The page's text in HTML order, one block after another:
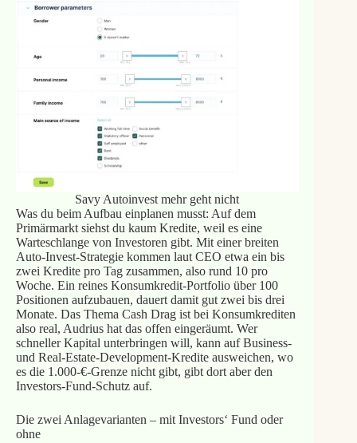
Savy Autoinvest mehr geht nicht
Was du beim Aufbau einplanen musst: Auf dem
Primärmarkt siehst du kaum Kredite, weil es eine
Warteschlange von Investoren gibt. Mit einer breiten
Auto-Invest-Strategie kommen laut CEO etwa ein bis
zwei Kredite pro Tag zusammen, also rund 10 pro
Woche. Ein reines Konsumkredit-Portfolio über 100
Positionen aufzubauen, dauert damit gut zwei bis drei
Monate. Das Thema Cash Drag ist bei Konsumkrediten
also real, Audrius hat das offen eingeräumt. Wer
schneller Kapital unterbringen will, kann auf Business-
und Real-Estate-Development-Kredite ausweichen, wo
es die 1.000-€-Grenze nicht gibt, gibt dort aber den
Investors-Fund-Schutz auf.
Die zwei Anlagevarianten – mit Investors‘ Fund oder
ohne